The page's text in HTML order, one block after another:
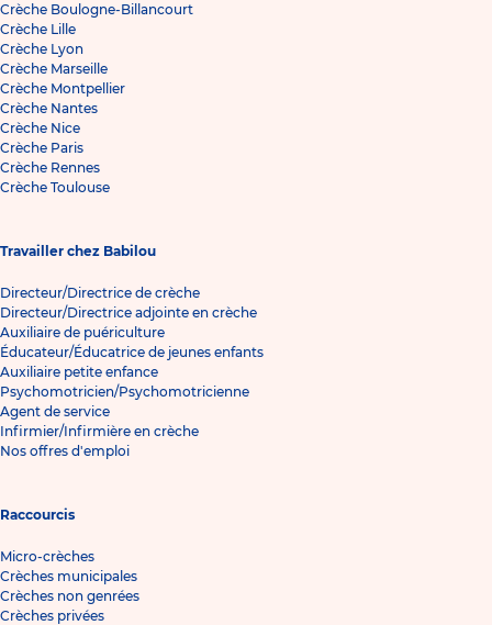
Crèche Boulogne-Billancourt
Crèche Lille
Crèche Lyon
Crèche Marseille
Crèche Montpellier
Crèche Nantes
Crèche Nice
Crèche Paris
Crèche Rennes
Crèche Toulouse
Travailler chez Babilou
Directeur/Directrice de crèche
Directeur/Directrice adjointe en crèche
Auxiliaire de puériculture
Éducateur/Éducatrice de jeunes enfants
Auxiliaire petite enfance
Psychomotricien/Psychomotricienne
Agent de service
Infirmier/Infirmière en crèche
Nos offres d'emploi
Raccourcis
Micro-crèches
Crèches municipales
Crèches non genrées
Crèches privées